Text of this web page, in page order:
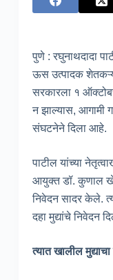
पुणे : रघुनाथदादा
ऊस उत्पादक
सरकारला १
न झाल्यास, आगामी
संघटनेने दिला आहे.
पाटील यांच्या
आयुक्त डॉ. कुणाल
निवेदन सादर केले.
दहा मुद्यांचे निवेदन
त्यात खालील